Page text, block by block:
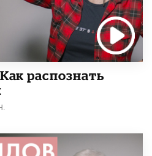
распознать